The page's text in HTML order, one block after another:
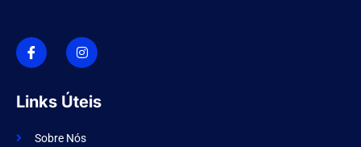
I
c
o
n
f
a
e
I
n
s
t
g
r
m
Links Úteis
Sobre Nós